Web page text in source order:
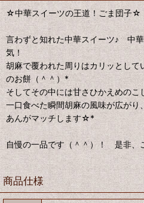
☆中華スイーツの王道！ごま団子☆
言わずと知れた中華スイーツ♪ 中
気！
胡麻で覆われた周りはカリッとして
のお餅（＾＾）*
そしてその中には甘さひかえめのこ
一口食べた瞬間胡麻の風味が広がり
あんがマッチします☆*
自慢の一品です（＾＾）！ 是非、
商品仕様